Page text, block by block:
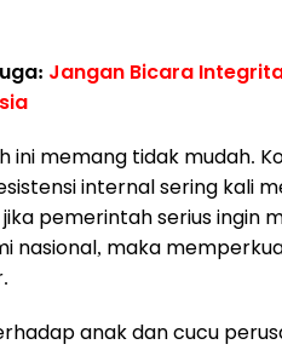
Jangan Bicara
ini memang tidak mudah.
internal sering kali
pemerintah serius ingin
nasional, maka
anak dan cucu